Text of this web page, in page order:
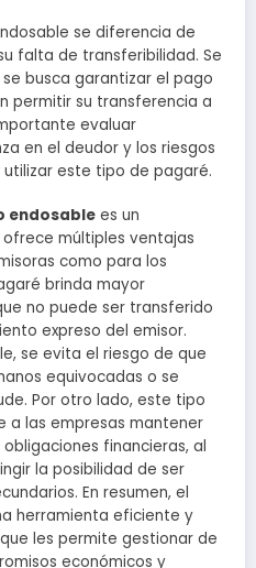
se diferencia de
falta de transferibilidad. Se
busca garantizar el pago
permitir su transferencia a
evaluar
en el deudor y los riesgos
este tipo de pagaré.
endosable es un
múltiples ventajas
como para los
brinda mayor
no puede ser transferido
expreso del emisor.
se evita el riesgo de que
equivocadas o se
Por otro lado, este tipo
a las empresas mantener
financieras, al
la posibilidad de ser
En resumen, el
herramienta eficiente y
les permite gestionar de
económicos y